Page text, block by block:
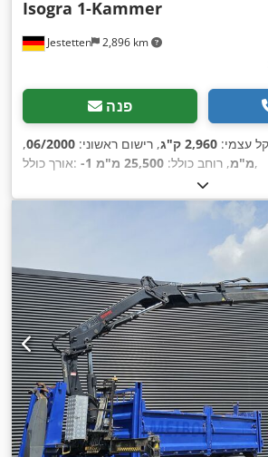
Jestetten 2,896 km
Isogra 1-Kammer
פנה
עצמי: 2,960 ק"ג , רישום ראשוני: 06/2000
,
אורך כולל:
‎-1 מ"מ, רוחב כולל: 25,500 מ"מ ,